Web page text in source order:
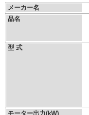
メーカー名
品名
型 式
モーター出力(kW)